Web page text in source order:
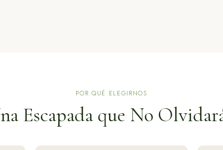
POR QUÉ ELEGIRNOS
Escapada que No